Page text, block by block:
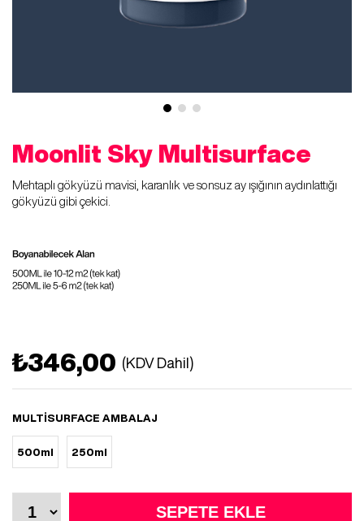
Moonlit Sky Multisurface
Mehtaplı gökyüzü mavisi, karanlık ve sonsuz ay ışığının aydınlattığı
gökyüzü gibi çekici.
₺346,00 (KDV Dahil)
MULTISURFACE AMBALAJ
500ml 250ml